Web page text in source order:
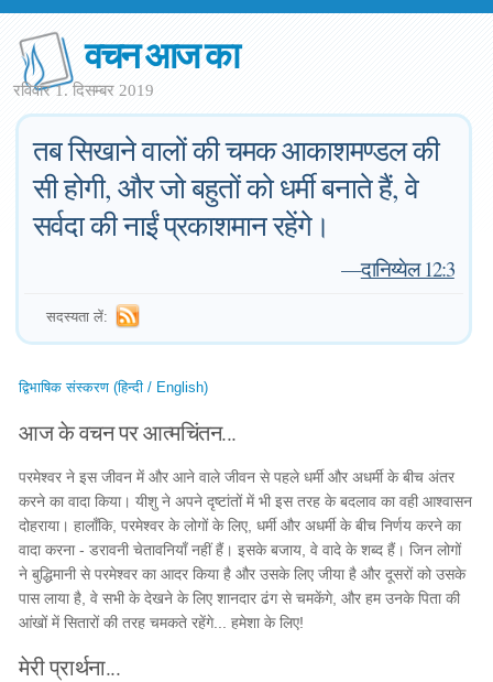
वचन आज का
रविवार 1. दिसम्बर 2019
तब सिखाने वालों की चमक आकाशमण्डल की
सी होगी, और जो बहुतों को धर्मी बनाते हैं, वे
सर्वदा की नाईं प्रकाशमान रहेंगे।
—दानिय्येल 12:3
सदस्यता लें:
द्विभाषिक संस्करण (हिन्दी / English)
आज के वचन पर आत्मचिंतन...
परमेश्वर ने इस जीवन में और आने वाले जीवन से पहले धर्मी और अधर्मी के बीच अंतर
करने का वादा किया। यीशु ने अपने दृष्टांतों में भी इस तरह के बदलाव का वही आश्वासन
दोहराया। हालाँकि, परमेश्वर के लोगों के लिए, धर्मी और अधर्मी के बीच निर्णय करने का
वादा करना - डरावनी चेतावनियाँ नहीं हैं। इसके बजाय, वे वादे के शब्द हैं। जिन लोगों
ने बुद्धिमानी से परमेश्वर का आदर किया है और उसके लिए जीया है और दूसरों को उसके
पास लाया है, वे सभी के देखने के लिए शानदार ढंग से चमकेंगे, और हम उनके पिता की
आंखों में सितारों की तरह चमकते रहेंगे... हमेशा के लिए!
मेरी प्रार्थना...